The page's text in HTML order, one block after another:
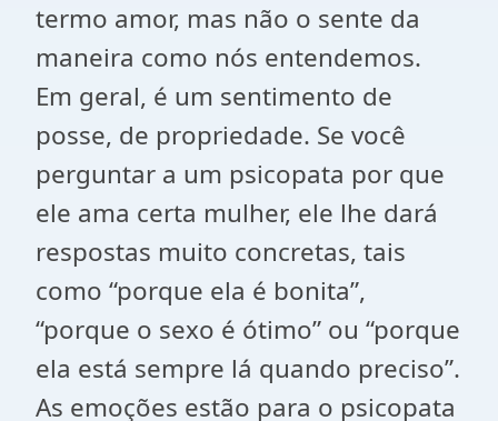
termo amor, mas não o sente da
maneira como nós entendemos.
Em geral, é um sentimento de
posse, de propriedade. Se você
perguntar a um psicopata por que
ele ama certa mulher, ele lhe dará
respostas muito concretas, tais
como “porque ela é bonita”,
“porque o sexo é ótimo” ou “porque
ela está sempre lá quando preciso”.
As emoções estão para o psicopata